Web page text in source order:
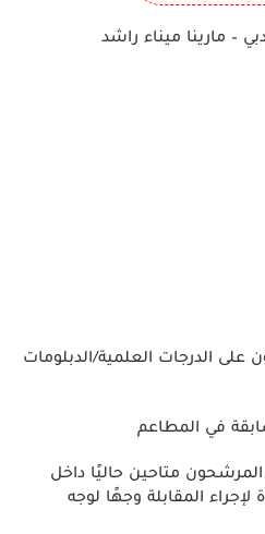
– مارينا ميناء راشد
على الدرجات العلمية/الدبلومات
في المطاعم
متاحين حاليًا داخل
لإجراء المقابلة وجهًا لوجه